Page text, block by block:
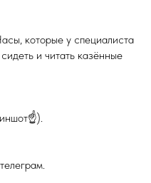
которые у специалиста
и читать казённые